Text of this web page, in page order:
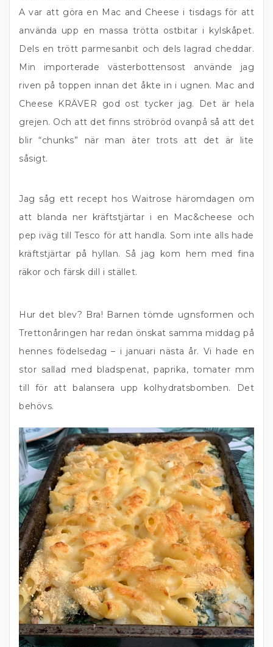
A var att göra en Mac and Cheese i tisdags för att
använda upp en massa trötta ostbitar i kylskåpet.
Dels en trött parmesanbit och dels lagrad cheddar.
Min importerade västerbottensost använde jag
riven på toppen innan det åkte in i ugnen. Mac and
Cheese KRÄVER god ost tycker jag. Det är hela
grejen. Och att det finns ströbröd ovanpå så att det
blir “chunks” när man äter trots att det är lite
såsigt.
Jag såg ett recept hos Waitrose häromdagen om
att blanda ner kräftstjärtar i en Mac&cheese och
pep iväg till Tesco för att handla. Som inte alls hade
kräftstjärtar på hyllan. Så jag kom hem med fina
räkor och färsk dill i stället.
Hur det blev? Bra! Barnen tömde ugnsformen och
Trettonåringen har redan önskat samma middag på
hennes födelsedag – i januari nästa år. Vi hade en
stor sallad med bladspenat, paprika, tomater mm
till för att balansera upp kolhydratsbomben. Det
behövs.